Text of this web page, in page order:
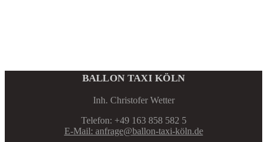
BALLON TAXI KÖLN
Inh. Christofer Wetter
Telefon: +49 163 858 582 5
E-Mail: anfrage@ballon-taxi-köln.de